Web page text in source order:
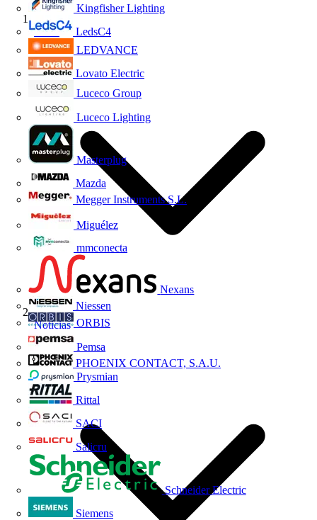
Kingfisher Lighting
LedsC4
LEDVANCE
Lovato Electric
Luceco Group
Luceco Lighting
Masterplug
Mazda
Megger Instruments S.L.
Miguélez
mmconecta
Nexans
Niessen
ORBIS
Pemsa
PHOENIX CONTACT, S.A.U.
Prysmian
Rittal
SACI
Salicru
Schneider Electric
Siemens
Inicio
Noticias